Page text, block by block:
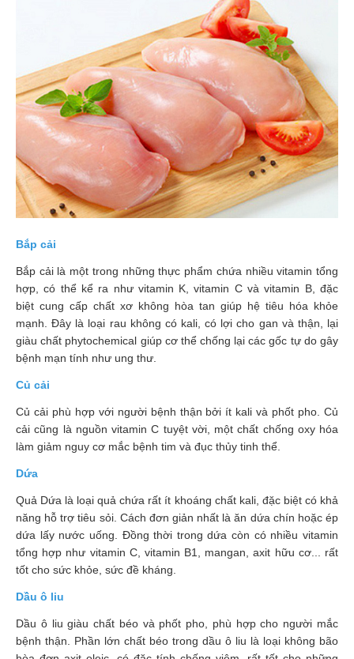
ứng
Hỗ
trợ
tiểu
đường
Sức
khỏe
của
Chuyên
mục
Tin
tức
sức
khỏe
trẻ
Bài
thuốc
hay
Kiến
thức
bệnh
Bắp cải
Bắp cải là một trong những thực phẩm chứa nhiều vitamin tổng
hợp, có thể kể ra như vitamin K, vitamin C và vitamin B, đặc
biệt cung cấp chất xơ không hòa tan giúp hệ tiêu hóa khỏe
mạnh. Đây là loại rau không có kali, có lợi cho gan và thận, lại
giàu chất phytochemical giúp cơ thể chống lại các gốc tự do gây
bệnh mạn tính như ung thư.
Củ cải
Củ cải phù hợp với người bệnh thận bởi ít kali và phốt pho. Củ
cải cũng là nguồn vitamin C tuyệt vời, một chất chống oxy hóa
làm giảm nguy cơ mắc bệnh tim và đục thủy tinh thể.
Dứa
Quả Dứa là loại quả chứa rất ít khoáng chất kali, đặc biệt có khả
năng hỗ trợ tiêu sỏi. Cách đơn giản nhất là ăn dứa chín hoặc ép
dứa lấy nước uống. Đồng thời trong dứa còn có nhiều vitamin
tổng hợp như vitamin C, vitamin B1, mangan, axit hữu cơ... rất
tốt cho sức khỏe, sức đề kháng.
Dầu ô liu
Dầu ô liu giàu chất béo và phốt pho, phù hợp cho người mắc
bệnh thận. Phần lớn chất béo trong dầu ô liu là loại không bão